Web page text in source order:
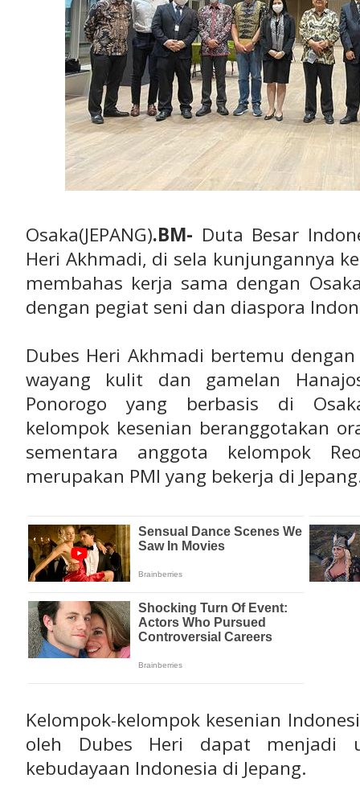
Osaka(JEPANG).BM- Duta Besar
Heri Akhmadi, di sela kunjungannya
membahas kerja sama dengan
dengan pegiat seni dan diaspora
Dubes Heri Akhmadi bertemu
wayang kulit dan gamelan
Ponorogo yang berbasis di
kelompok kesenian beranggotakan
sementara anggota kelompok
merupakan PMI yang bekerja di
Kelompok-kelompok kesenian
oleh Dubes Heri dapat menjadi
kebudayaan Indonesia di Jepang.